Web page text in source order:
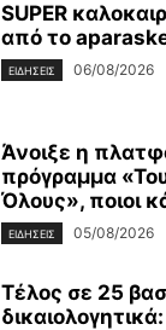
SUPER
από το
ΕΙΔΗΣΕΙΣ 06/08/2026
Άνοιξε η
πρόγραμμα
Όλους», ποιοι
ΕΙΔΗΣΕΙΣ 05/08/2026
Τέλος σε 25